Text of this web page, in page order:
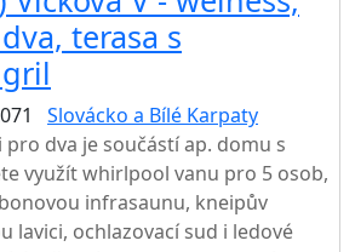
terasa s
Slovácko a Bílé Karpaty
dva je součástí ap. domu s
využít whirlpool vanu pro 5 osob,
infrasaunu, kneipův
lavici, ochlazovací sud i ledové